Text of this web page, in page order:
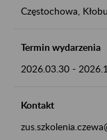
Częstochowa,
Termin wydarzenia
2026.03.30 -
Kontakt